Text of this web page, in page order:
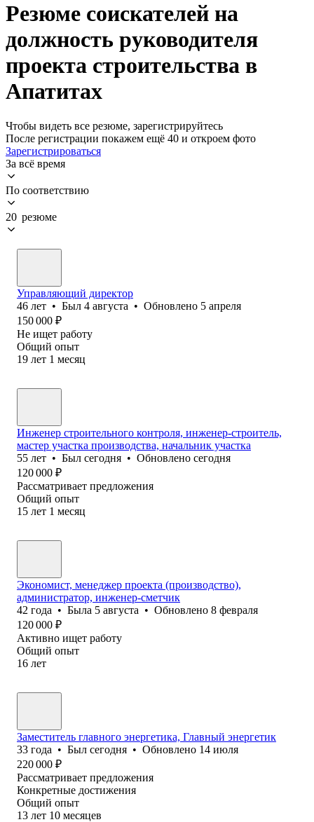
Резюме соискателей на
должность руководителя
проекта строительства в
Апатитах
Чтобы видеть все резюме, зарегистрируйтесь
После регистрации покажем ещё 40 и откроем фото
Зарегистрироваться
За всё время
По соответствию
20 резюме
Управляющий директор
46 лет • Был 4 августа • Обновлено 5 апреля
150 000 ₽
Не ищет работу
Общий опыт
19 лет 1 месяц
Инженер строительного контроля, инженер-строитель,
мастер участка производства, начальник участка
55 лет • Был сегодня • Обновлено сегодня
120 000 ₽
Рассматривает предложения
Общий опыт
15 лет 1 месяц
Экономист, менеджер проекта (производство),
администратор, инженер-сметчик
42 года • Была 5 августа • Обновлено 8 февраля
120 000 ₽
Активно ищет работу
Общий опыт
16 лет
Заместитель главного энергетика, Главный энергетик
33 года • Был сегодня • Обновлено 14 июля
220 000 ₽
Рассматривает предложения
Конкретные достижения
Общий опыт
13 лет 10 месяцев